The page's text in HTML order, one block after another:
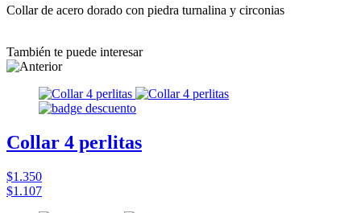
Collar de acero dorado con piedra turnalina y circonias
También te puede interesar
Collar 4 perlitas
$1.350
$1.107